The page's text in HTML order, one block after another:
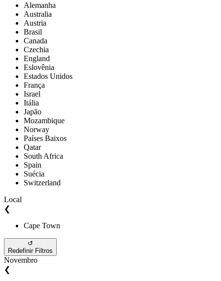
Alemanha
Australia
Austria
Brasil
Canada
Czechia
England
Eslovênia
Estados Unidos
França
Israel
Itália
Japão
Mozambique
Norway
Países Baixos
Qatar
South Africa
Spain
Suécia
Switzerland
Local
❮
Cape Town
↺
Redefinir Filtros
Novembro
❮